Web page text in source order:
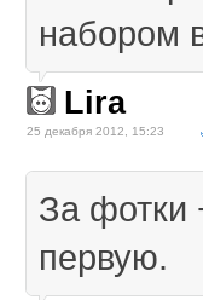
набором
Lira
25 декабря 2012, 15:23
За фотки
первую.